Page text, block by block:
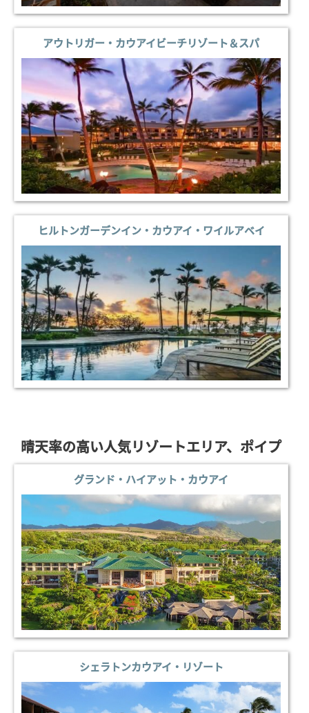
アウトリガー・カウアイビーチリゾート＆スパ
ヒルトンガーデンイン・カウアイ・ワイルアベイ
晴天率の高い人気リゾートエリア、ポイプ
グランド・ハイアット・カウアイ
シェラトンカウアイ・リゾート